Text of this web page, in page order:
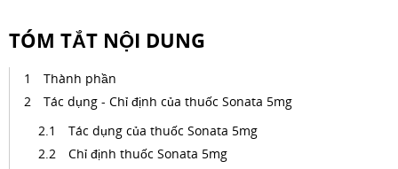
TÓM TẮT NỘI DUNG
Thành phần
Tác dụng - Chỉ định của thuốc Sonata 5mg
Tác dụng của thuốc Sonata 5mg
Chỉ định thuốc Sonata 5mg